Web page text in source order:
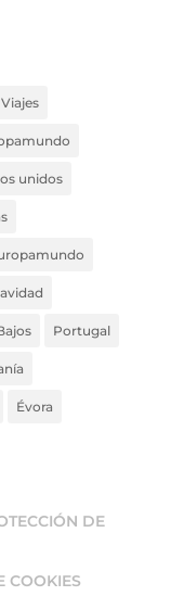
unidos
Portugal
Évora
DE
COOKIES